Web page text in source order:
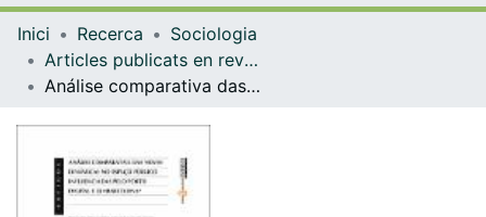
Navega per tot el DD
Inici Recerca
Sociologia
Articles publicats en revistes (Sociologia)
Análise comparativa das novas dinâmicas no espaço público influenciadas pelo Porto digital e 22@Barcelona